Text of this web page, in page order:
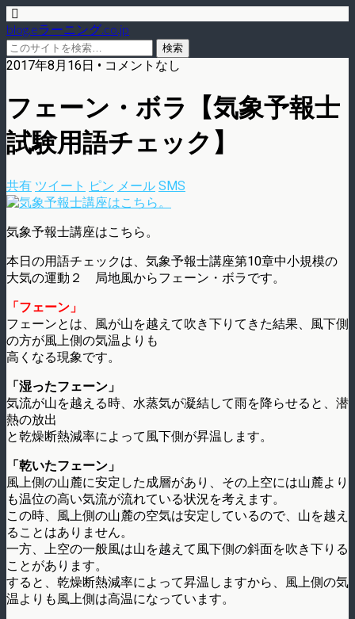
blog.eラーニング.co.jp
2017年8月16日 • コメントなし
フェーン・ボラ【気象予報士
試験用語チェック】
共有 ツイート ピン メール SMS
気象予報士講座はこちら。
本日の用語チェックは、気象予報士講座第10章中小規模の
大気の運動２ 局地風からフェーン・ボラです。
「フェーン」
フェーンとは、風が山を越えて吹き下りてきた結果、風下側
の方が風上側の気温よりも
高くなる現象です。
「湿ったフェーン」
気流が山を越える時、水蒸気が凝結して雨を降らせると、潜
熱の放出
と乾燥断熱減率によって風下側が昇温します。
「乾いたフェーン」
風上側の山麓に安定した成層があり、その上空には山麓より
も温位の高い気流が流れている状況を考えます。
この時、風上側の山麓の空気は安定しているので、山を越え
ることはありません。
一方、上空の一般風は山を越えて風下側の斜面を吹き下りる
ことがあります。
すると、乾燥断熱減率によって昇温しますから、風上側の気
温よりも風上側は高温になっています。